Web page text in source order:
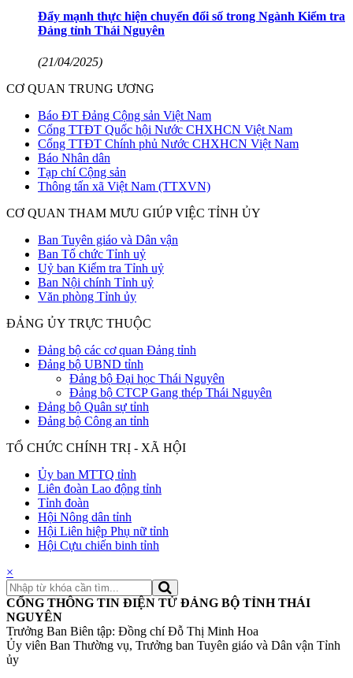
Đẩy mạnh thực hiện chuyển đổi số trong Ngành Kiểm tra
Đảng tỉnh Thái Nguyên
(21/04/2025)
CƠ QUAN TRUNG ƯƠNG
Báo ĐT Đảng Cộng sản Việt Nam
Cổng TTĐT Quốc hội Nước CHXHCN Việt Nam
Cổng TTĐT Chính phủ Nước CHXHCN Việt Nam
Báo Nhân dân
Tạp chí Cộng sản
Thông tấn xã Việt Nam (TTXVN)
CƠ QUAN THAM MƯU GIÚP VIỆC TỈNH ỦY
Ban Tuyên giáo và Dân vận
Ban Tổ chức Tỉnh uỷ
Uỷ ban Kiểm tra Tỉnh uỷ
Ban Nội chính Tỉnh uỷ
Văn phòng Tỉnh ủy
ĐẢNG ỦY TRỰC THUỘC
Đảng bộ các cơ quan Đảng tỉnh
Đảng bộ UBND tỉnh
Đảng bộ Đại học Thái Nguyên
Đảng bộ CTCP Gang thép Thái Nguyên
Đảng bộ Quân sự tỉnh
Đảng bộ Công an tỉnh
TỔ CHỨC CHÍNH TRỊ - XÃ HỘI
Ủy ban MTTQ tỉnh
Liên đoàn Lao động tỉnh
Tỉnh đoàn
Hội Nông dân tỉnh
Hội Liên hiệp Phụ nữ tỉnh
Hội Cựu chiến binh tỉnh
×
CỔNG THÔNG TIN ĐIỆN TỬ ĐẢNG BỘ TỈNH THÁI
NGUYÊN
Trưởng Ban Biên tập: Đồng chí Đỗ Thị Minh Hoa
Ủy viên Ban Thường vụ, Trưởng ban Tuyên giáo và Dân vận Tỉnh
ủy